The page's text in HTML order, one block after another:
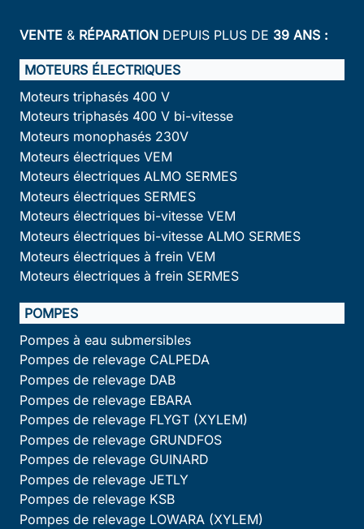
VENTE & RÉPARATION DEPUIS PLUS DE 39 ANS :
MOTEURS ÉLECTRIQUES
Moteurs triphasés 400 V
Moteurs triphasés 400 V bi-vitesse
Moteurs monophasés 230V
Moteurs électriques VEM
Moteurs électriques ALMO SERMES
Moteurs électriques SERMES
Moteurs électriques bi-vitesse VEM
Moteurs électriques bi-vitesse ALMO SERMES
Moteurs électriques à frein VEM
Moteurs électriques à frein SERMES
POMPES
Pompes à eau submersibles
Pompes de relevage CALPEDA
Pompes de relevage DAB
Pompes de relevage EBARA
Pompes de relevage FLYGT (XYLEM)
Pompes de relevage GRUNDFOS
Pompes de relevage GUINARD
Pompes de relevage JETLY
Pompes de relevage KSB
Pompes de relevage LOWARA (XYLEM)